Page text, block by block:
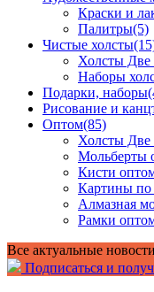
Краски и
Палитры(5)
Чистые холсты
Холсты Две
Наборы
Подарки, наборы
Рисование и
Оптом(85)
Холсты Две
Мольберты
Кисти
Картины по
Алмазная
Рамки
Все актуальные
Подписаться и